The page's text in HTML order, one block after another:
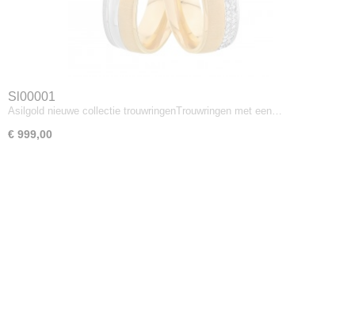
Sl00001
Asilgold nieuwe collectie trouwringenTrouwringen met een…
€ 999,00